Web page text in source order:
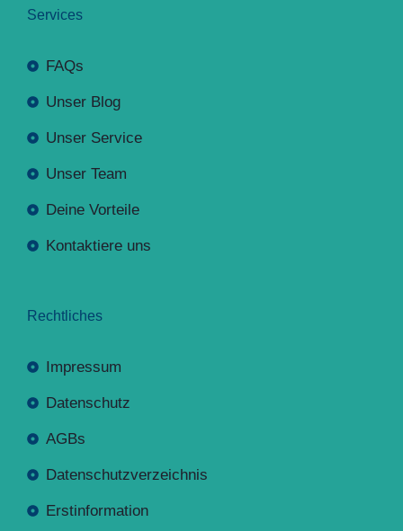
Services
FAQs
Unser Blog
Unser Service
Unser Team
Deine Vorteile
Kontaktiere uns
Rechtliches
Impressum
Datenschutz
AGBs
Datenschutzverzeichnis
Erstinformation